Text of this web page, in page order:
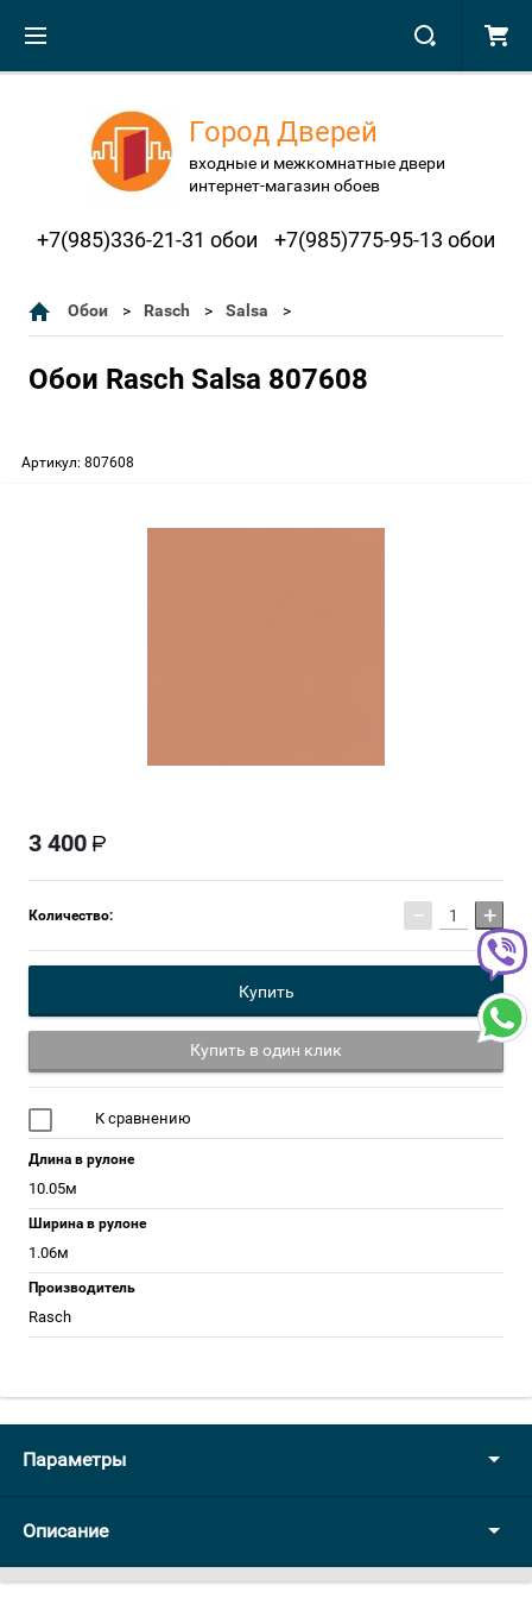
Город Дверей
входные и межкомнатные двери
интернет-магазин обоев
+7(985)336-21-31 обои +7(985)775-95-13 обои
Обои Rasch Salsa
Обои Rasch Salsa 807608
Артикул: 807608
3 400
Количество: − +
Купить
Купить в один клик
К сравнению
Длина в рулоне
10.05м
Ширина в рулоне
1.06м
Производитель
Rasch
Параметры
Описание